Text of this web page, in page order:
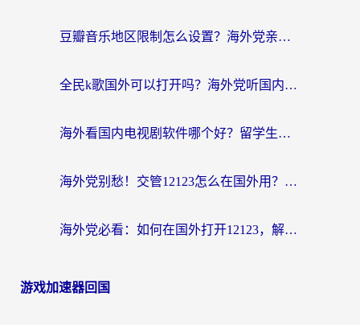
豆瓣音乐地区限制怎么设置？海外党亲测有效的回国加速方案来了
全民k歌国外可以打开吗？海外党听国内音乐听书的实用指南
海外看国内电视剧软件哪个好？留学生亲测有效的追剧加速方案
海外党别愁！交管12123怎么在国外用？一篇搞定回国资源访问难题
海外党必看：如何在国外打开12123，解决小程序登录难题
游戏加速器回国